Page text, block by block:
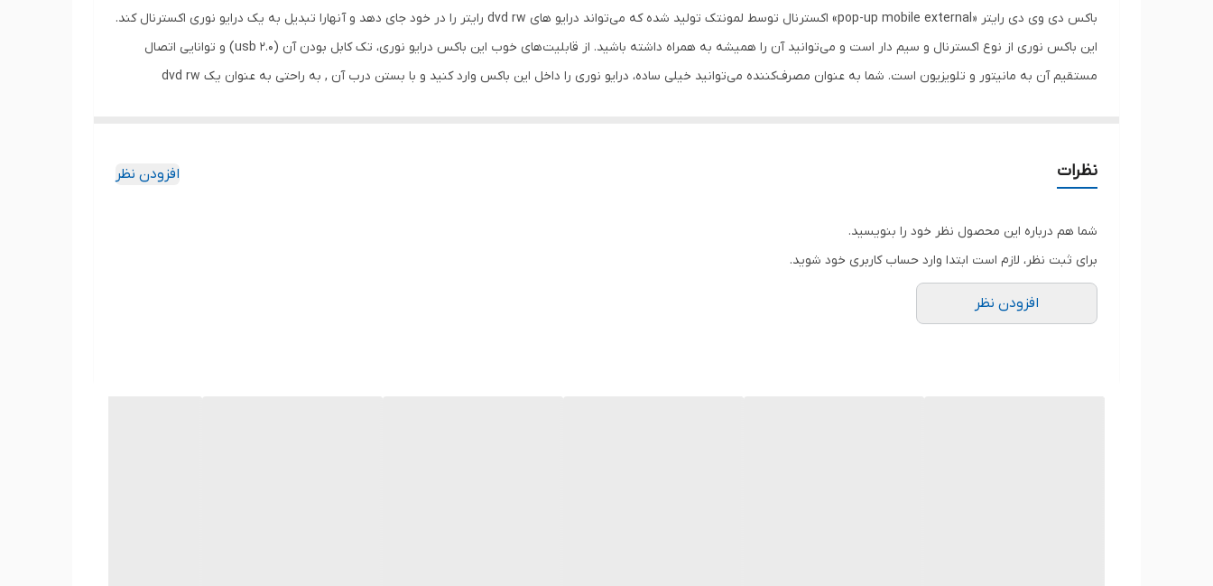
باکس دی وی دی رایتر «pop-up mobile external» اکسترنال توسط لمونتک تولید شده که می‌تواند درایو های dvd rw رایتر را در خود جای دهد و آنهارا تبدیل به یک درایو نوری اکسترنال کند.
این باکس نوری از نوع اکسترنال و سیم دار است و می‌توانید آن را همیشه به همراه داشته باشید. از قابلیت‌های خوب این باکس درایو نوری، تک کابل بودن آن (usb 2.0) و توانایی اتصال
مستقیم آن به مانیتور و تلویزیون است. شما به عنوان مصرف‌کننده می‌توانید خیلی ساده، درایو نوری را داخل این باکس وارد کنید و با بستن درب آن , به راحتی به عنوان یک dvd rw
شدت کم می‌شود. کاربرد با وجود این باکس می توان در زمان های نیاز از هارد اس اس دی و سی دی رام به طور همزمان استفاده کرد . اگر به وسیله ی کدی , هارد خود را به درون لپ تاپ
ویندوز سازگار است.
نظرات افزودن نظر
شما هم درباره این محصول نظر خود را بنویسید.
برای ثبت نظر، لازم است ابتدا وارد حساب کاربری خود شوید.
افزودن نظر